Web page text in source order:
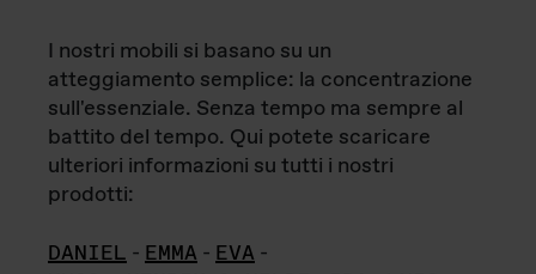
I nostri mobili si basano su un
atteggiamento semplice: la concentrazione
sull'essenziale. Senza tempo ma sempre al
battito del tempo. Qui potete scaricare
ulteriori informazioni su tutti i nostri
prodotti:
DANIEL - EMMA - EVA -